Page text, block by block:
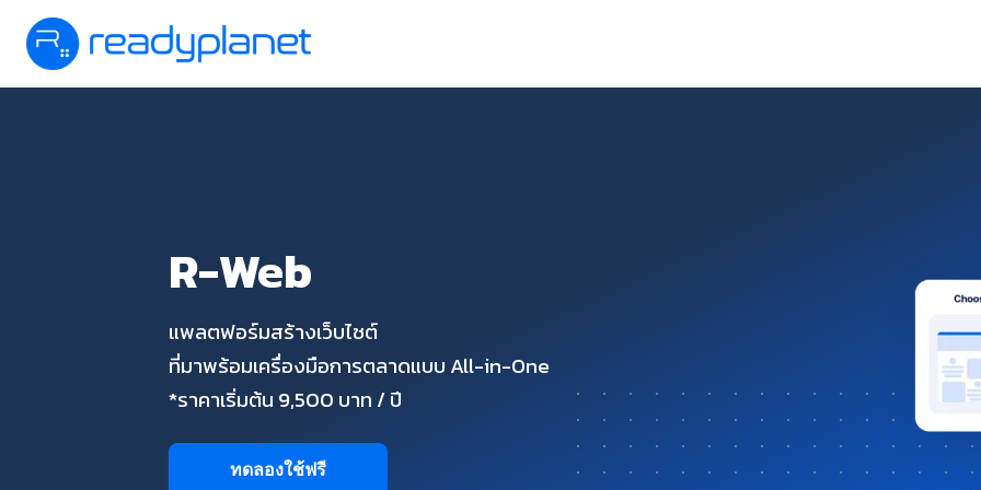
R-Web
แพลตฟอร์มสร้างเว็บไซต์
ที่มาพร้อมเครื่องมือการตลาดแบบ All-in-One
*ราคาเริ่มต้น 9,500 บาท / ปี
ทดลองใช้ฟรี